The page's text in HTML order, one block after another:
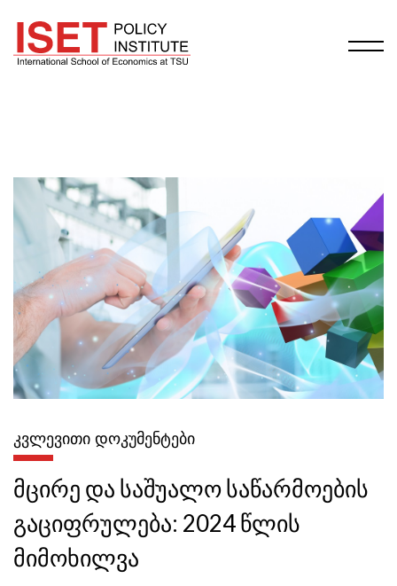
ᲙᲕᲚᲔᲕᲘᲗᲘ ᲓᲝᲙᲣᲛᲔᲜᲢᲔᲑᲘ
მცირე და საშუალო საწარმოების
გაციფრულება: 2024 წლის
მიმოხილვა